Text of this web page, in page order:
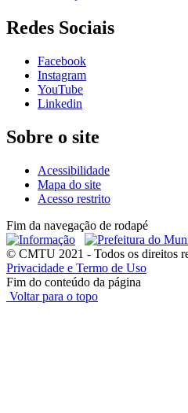
Redes Sociais
Facebook
Instagram
YouTube
Linkedin
Sobre o site
Acessibilidade
Mapa do site
Acesso restrito
Fim da navegação de rodapé
© CMTU 2021 - Todos os
Privacidade e Termo de Uso
Fim do conteúdo da página
Voltar para o topo